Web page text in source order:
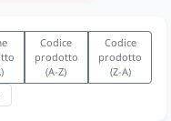
Codice
prodotto
(A-Z)
Codice
prodotto
(Z-A)